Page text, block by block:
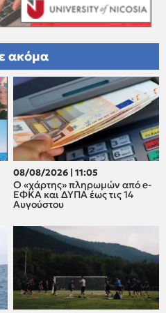
ακόμα
08/08/2026 | 11:05
Ο «χάρτης» πληρωμών από e-
ΕΦΚΑ και ΔΥΠΑ έως τις 14
Αυγούστου